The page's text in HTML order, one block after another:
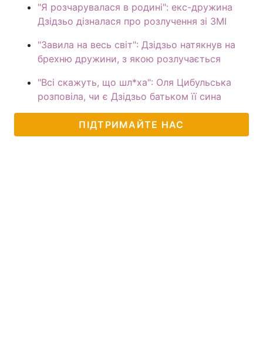
"Я розчарувалася в родині": екс-дружина
Дзідзьо дізналася про розлучення зі ЗМІ
"Завила на весь світ": Дзідзьо натякнув на
брехню дружини, з якою розлучається
"Всі скажуть, що шл*ха": Оля Цибульська
розповіла, чи є Дзідзьо батьком її сина
ПІДТРИМАЙТЕ НАС